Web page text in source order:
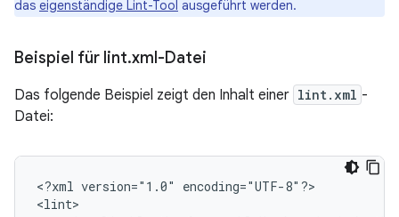
das eigenständige Lint-Tool ausgeführt werden.
Beispiel für lint.xml-Datei
Das folgende Beispiel zeigt den Inhalt einer lint.xml -
Datei:
<?xml version="1.0"
encoding="UTF-8"?>